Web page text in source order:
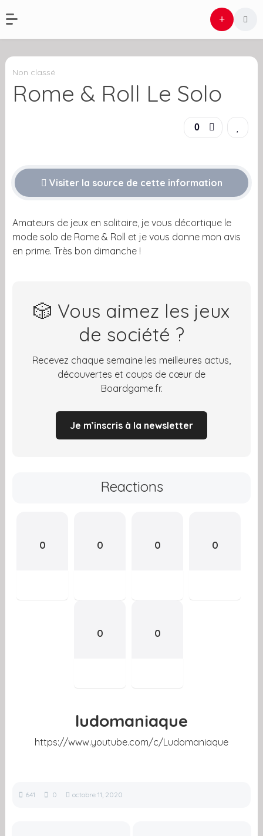
Non classé
Rome & Roll Le Solo
0
Visiter la source de cette information
Amateurs de jeux en solitaire, je vous décortique le
mode solo de Rome & Roll et je vous donne mon avis
en prime. Très bon dimanche !
🎲 Vous aimez les jeux
de société ?
Recevez chaque semaine les meilleures actus,
découvertes et coups de cœur de
Boardgame.fr.
Je m’inscris à la newsletter
Reactions
0 0 0 0
0 0
ludomaniaque
https://www.youtube.com/c/Ludomaniaque
641 0 octobre 11, 2020